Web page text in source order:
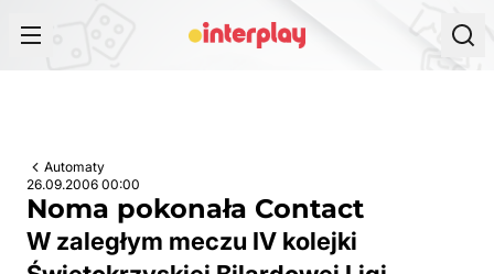
Automaty
26.09.2006 00:00
Noma pokonała Contact
W zaległym meczu IV kolejki